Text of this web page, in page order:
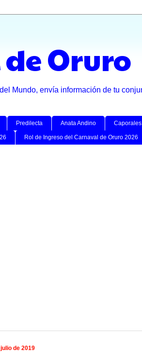
Oruro
Mundo, envía información de tu
Predilecta Anata Andino
Rol de Ingreso del Carnaval de Oruro 2026
de 2019